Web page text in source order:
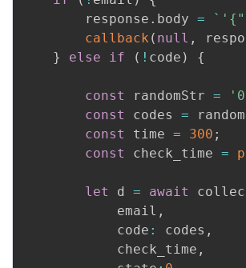
		response
. body = `
callback ( null ,
}
else if ( ! code ) {
const randomStr =
const
codes =
const
time = 300 ;
const
check_time =
let d = await
			email
,
			code
: codes ,
			check_time
,